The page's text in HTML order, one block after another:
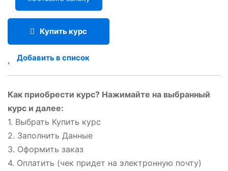
Купить курс
Добавить в список
Как приобрести курс? Нажимайте на выбранный
курс и далее:
1. Выбрать Купить курс
2. Заполнить Данные
3. Оформить заказ
4. Оплатить (чек придет на электронную почту)